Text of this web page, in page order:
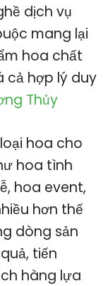
dịch vụ
mang lại
hoa chất
cả hợp lý duy
Thủy
hoa cho
hoa tình
hoa event,
hơn thế
dòng sản
tiến
hàng lựa